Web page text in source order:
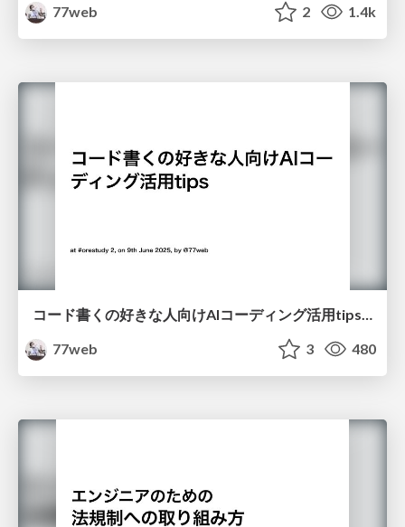
77web
2 1.4k
コード書くの好きな人向けAIコーディング活用tips #orestudy
77web
3 480